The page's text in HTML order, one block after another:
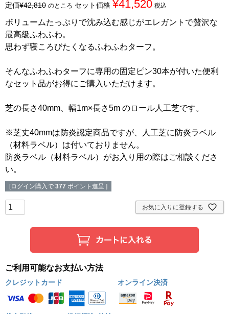
定価¥42,810 のところ セット価格 ¥41,520 税込
ボリュームたっぷりで沈み込む感じがエレガントで贅沢な
最高級ふわふわ。
思わず寝ころびたくなるふわふわターフ。
そんなふわふわターフに専用の固定ピン30本が付いた便利
なセット品がお得にご購入いただけます。
芝の長さ40mm、幅1m×長さ5m のロール人工芝です。
※芝丈40mmは防炎認定商品ですが、人工芝に防炎ラベル
（材料ラベル）は付いておりません。
防炎ラベル（材料ラベル）がお入り用の際はご相談くださ
い。
[ログイン購入で 377 ポイント進呈 ]
お気に入りに登録する
ご利用可能なお支払い方法
クレジットカード オンライン決済